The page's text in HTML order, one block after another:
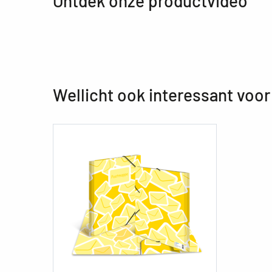
Wellicht ook interessant